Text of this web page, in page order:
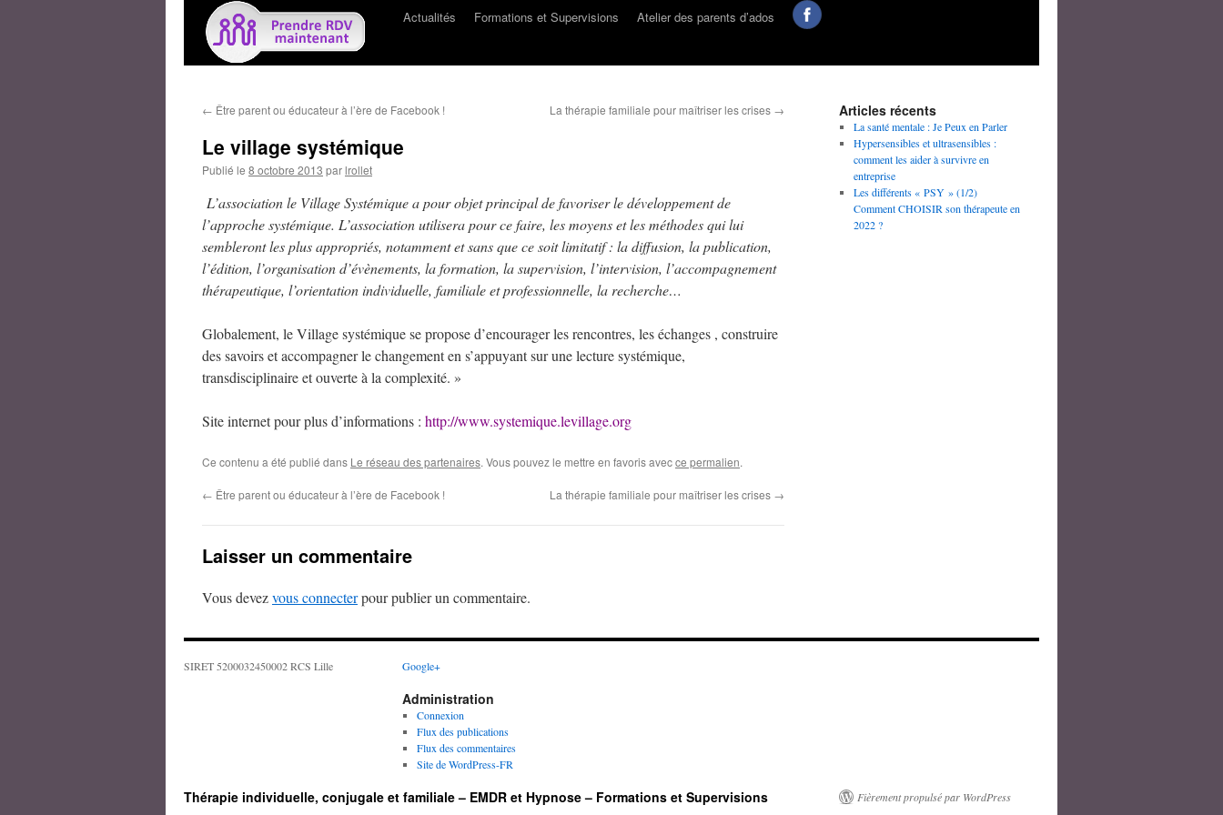
Actualités
Formations et Supervisions Atelier des parents d’ados
← Être parent ou éducateur à l’ère de Facebook ! La thérapie familiale pour maîtriser les crises →
Le village systémique
Publié le 8 octobre 2013 parlrollet
L’association le Village Systémique a pour objet principal de favoriser le développement de
l’approche systémique. L’association utilisera pour ce faire, les moyens et les méthodes qui lui
sembleront les plus appropriés, notamment et sans que ce soit limitatif : la diffusion, la publication,
l’édition, l’organisation d’évènements, la formation, la supervision, l’intervision, l’accompagnement
thérapeutique, l’orientation individuelle, familiale et professionnelle, la recherche…
Globalement, le Village systémique se propose d’encourager les rencontres, les échanges , construire
des savoirs et accompagner le changement en s’appuyant sur une lecture systémique,
transdisciplinaire et ouverte à la complexité. »
Site internet pour plus d’informations : http://www.systemique.levillage.org
Ce contenu a été publié dans Le réseau des partenaires. Vous pouvez le mettre en favoris avecce permalien.
← Être parent ou éducateur à l’ère de Facebook ! La thérapie familiale pour maîtriser les crises →
Laisser un commentaire
Vous devezvous connecterpour publier un commentaire.
Articles récents
La santé mentale : Je Peux en Parler
Hypersensibles et ultrasensibles :
comment les aider à survivre en
entreprise
Les différents « PSY » (1/2)
Comment CHOISIR son thérapeute en
2022 ?
SIRET 5200032450002 RCS Lille Google+
Administration
Connexion
Flux des publications
Flux des commentaires
Site de WordPress-FR
Thérapie individuelle, conjugale et familiale – EMDR et Hypnose – Formations et Supervisions Fièrement propulsé par WordPress